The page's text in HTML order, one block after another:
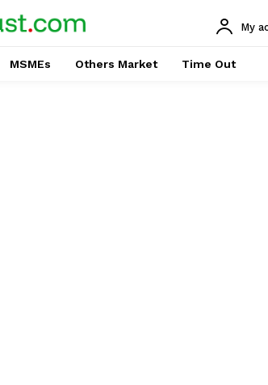
My
MSMEs Others Market Time Out